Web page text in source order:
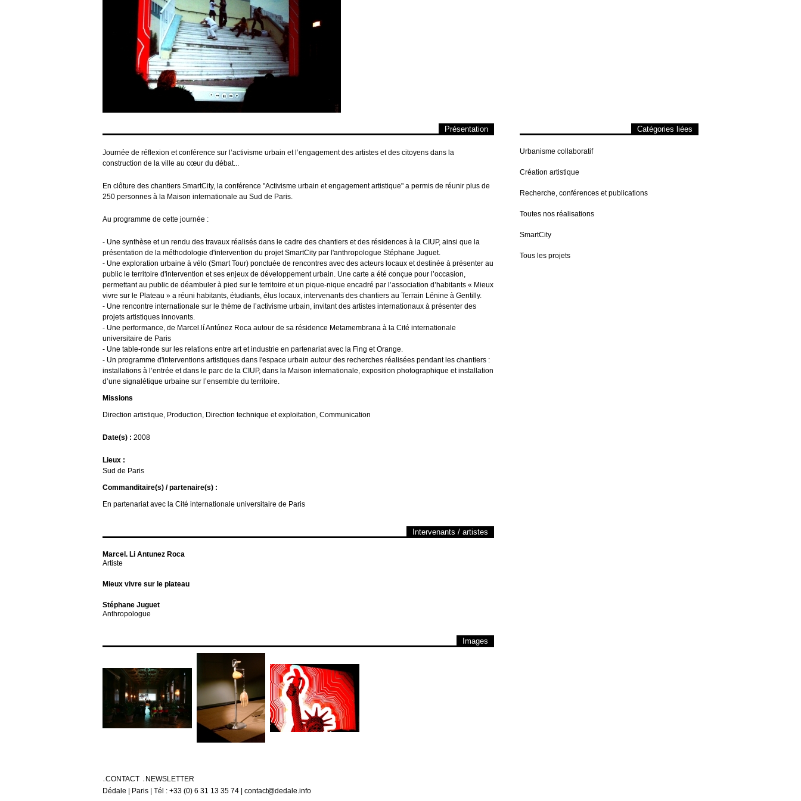
Présentation
Journée de réflexion et conférence sur l’activisme urbain et l’engagement des artistes et des citoyens dans la
construction de la ville au cœur du débat...
En clôture des chantiers SmartCity, la conférence "Activisme urbain et engagement artistique" a permis de réunir plus de
250 personnes à la Maison internationale au Sud de Paris.
Au programme de cette journée :
- Une synthèse et un rendu des travaux réalisés dans le cadre des chantiers et des résidences à la CIUP, ainsi que la
présentation de la méthodologie d'intervention du projet SmartCity par l'anthropologue Stéphane Juguet.
- Une exploration urbaine à vélo (Smart Tour) ponctuée de rencontres avec des acteurs locaux et destinée à présenter au
public le territoire d'intervention et ses enjeux de développement urbain. Une carte a été conçue pour l’occasion,
permettant au public de déambuler à pied sur le territoire et un pique-nique encadré par l’association d’habitants « Mieux
vivre sur le Plateau » a réuni habitants, étudiants, élus locaux, intervenants des chantiers au Terrain Lénine à Gentilly.
- Une rencontre internationale sur le thème de l’activisme urbain, invitant des artistes internationaux à présenter des
projets artistiques innovants.
- Une performance, de Marcel.lí Antúnez Roca autour de sa résidence Metamembrana à la Cité internationale
universitaire de Paris
- Une table-ronde sur les relations entre art et industrie en partenariat avec la Fing et Orange.
- Un programme d'interventions artistiques dans l'espace urbain autour des recherches réalisées pendant les chantiers :
installations à l’entrée et dans le parc de la CIUP, dans la Maison internationale, exposition photographique et installation
d’une signalétique urbaine sur l’ensemble du territoire.
Missions
Direction artistique, Production, Direction technique et exploitation, Communication
Date(s) : 2008
Lieux :
Sud de Paris
Commanditaire(s) / partenaire(s) :
En partenariat avec la Cité internationale universitaire de Paris
Intervenants / artistes
Marcel. Li Antunez Roca
Artiste
démarche.
univers
manifeste
sous
forme
d’installations
robotiques
du
de
interactives
avec
(Sistematurgy)
encore
chorégraphies
Antunez
explore
les
frontières
entre
virtualité
numérique
et
vulnérabilité
physique
en
s’appuyant
notamment
sur
des
matériaux
(Joan
hombre
carne),
des
(rinodigesto
Agar)
sur
Mieux vivre sur le plateau
Stéphane Juguet
Anthropologue
Images
Catégories liées
Urbanisme collaboratif
Création artistique
Recherche, conférences et publications
Toutes nos réalisations
SmartCity
Tous les projets
CONTACT NEWSLETTER
Dédale | Paris | Tél : +33 (0) 6 31 13 35 74 | contact@dedale.info